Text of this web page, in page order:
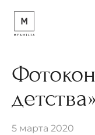
5 марта 2020